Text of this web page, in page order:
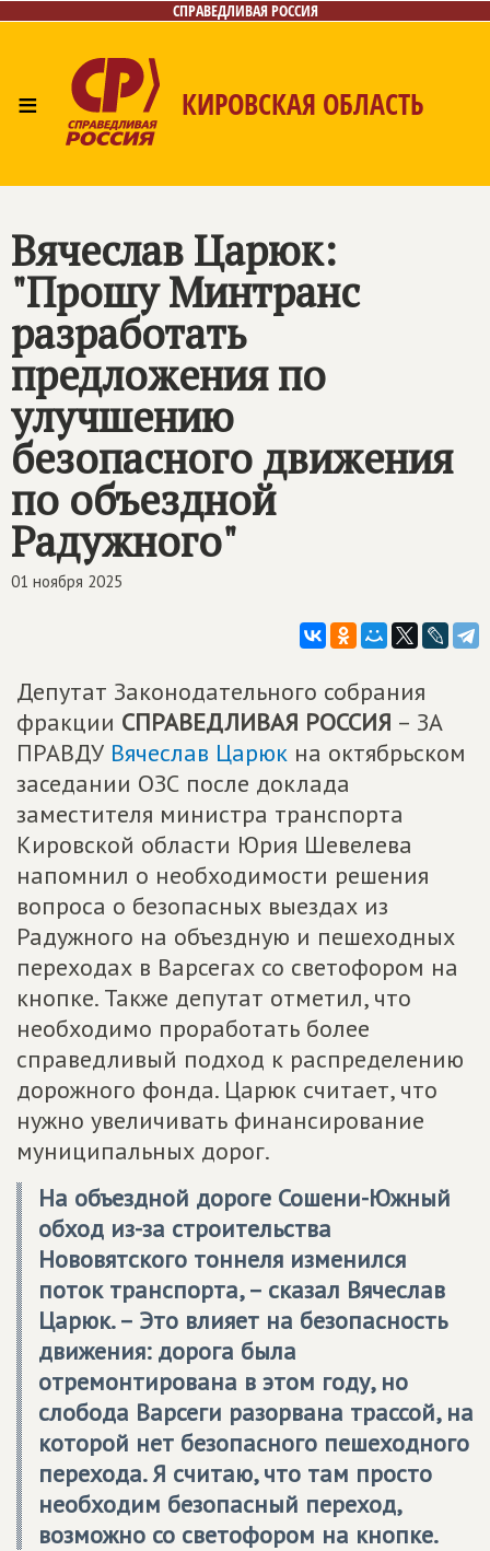
СПРАВЕДЛИВАЯ РОССИЯ
≡ КИРОВСКАЯ ОБЛАСТЬ
Контакты
Вячеслав Царюк:
"Прошу Минтранс
разработать
предложения по
улучшению
безопасного движения
по объездной
Радужного"
01 ноября 2025
Депутат Законодательного собрания
фракции СПРАВЕДЛИВАЯ РОССИЯ – ЗА
ПРАВДУ Вячеслав Царюк на октябрьском
заседании ОЗС после доклада
заместителя министра транспорта
Кировской области Юрия Шевелева
напомнил о необходимости решения
вопроса о безопасных выездах из
Радужного на объездную и пешеходных
переходах в Варсегах со светофором на
кнопке. Также депутат отметил, что
необходимо проработать более
справедливый подход к распределению
дорожного фонда. Царюк считает, что
нужно увеличивать финансирование
муниципальных дорог.
На объездной дороге Сошени-Южный
обход из-за строительства
Нововятского тоннеля изменился
поток транспорта, – сказал Вячеслав
Царюк. – Это влияет на безопасность
движения: дорога была
отремонтирована в этом году, но
слобода Варсеги разорвана трассой, на
которой нет безопасного пешеходного
перехода. Я считаю, что там просто
необходим безопасный переход,
возможно со светофором на кнопке.